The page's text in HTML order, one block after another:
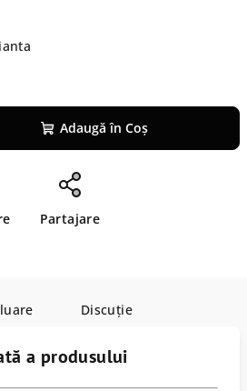
Adaugă în Coş
Partajare
Discuţie
a produsului